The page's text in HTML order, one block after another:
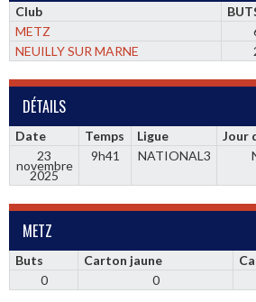
Club
METZ
NEUILLY SUR MARNE
DÉTAILS
Date Temps Ligue Jour
23
novembre
2025
9h41 NATIONAL3
METZ
Buts Carton jaune
0
0